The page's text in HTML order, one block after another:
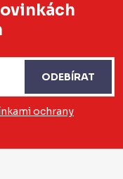
ochrany
ODEBÍRAT